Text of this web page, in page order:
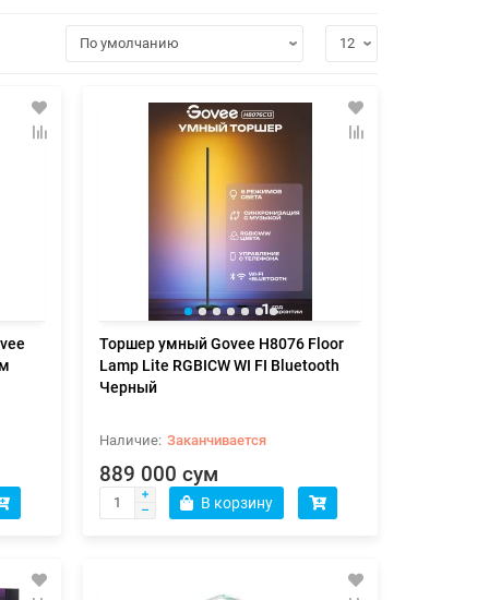
Торшер умный Govee H8076 Floor
Lamp Lite RGBICW WI FI Bluetooth
Черный
Заканчивается
889 000 сум
В корзину